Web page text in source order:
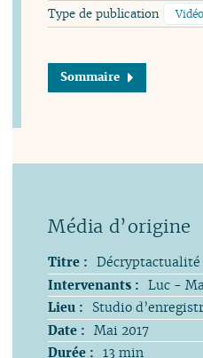
Type de publication Vidéo
Sommaire
Titre : Décryptactualité
Intervenants : Luc -
Lieu :
Studio
Date : Mai 2017
Durée : 13 min